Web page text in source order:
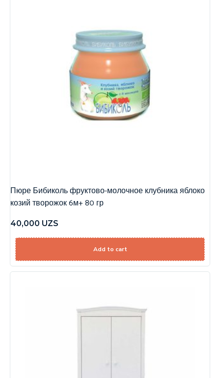
Пюре Бибиколь фруктово-молочное клубника яблоко
козий творожок 6м+ 80 гр
40,000 UZS
Add to cart